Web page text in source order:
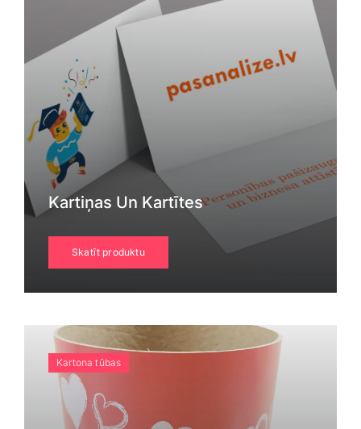
Kartiņas Un Kartītes
Skatīt produktu
Kartona tūbas